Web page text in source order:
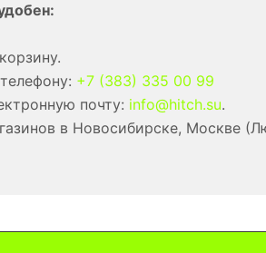
+7 (383) 335 00 99
почту: info@hitch.su.
в Новосибирске, Москве